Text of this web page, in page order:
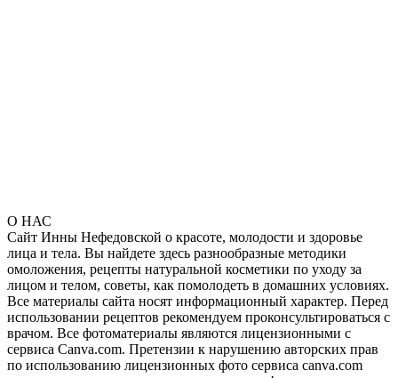
О НАС
Сайт Инны Нефедовской о красоте, молодости и здоровье
лица и тела. Вы найдете здесь разнообразные методики
омоложения, рецепты натуральной косметики по уходу за
лицом и телом, советы, как помолодеть в домашних условиях.
Все материалы сайта носят информационный характер. Перед
использовании рецептов рекомендуем проконсультироваться с
врачом. Все фотоматериалы являются лицензионными с
сервиса Canva.com. Претензии к нарушению авторских прав
по использованию лицензионных фото сервиса canva.com